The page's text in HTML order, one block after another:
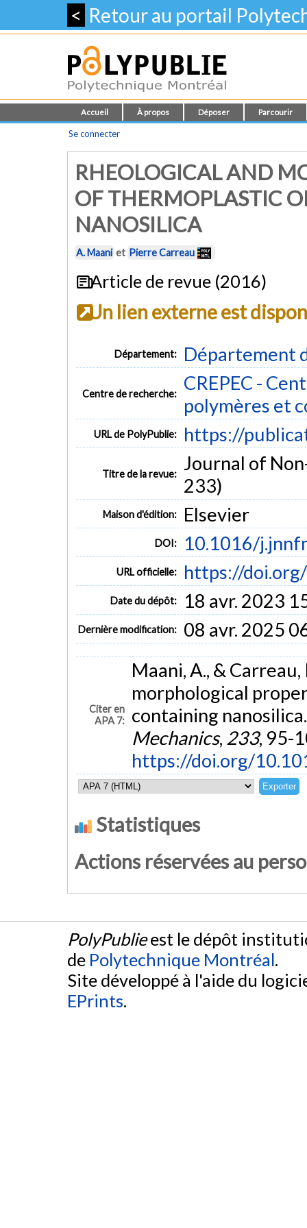
< Retour au portail
Accueil À propos Déposer Parcourir
Se connecter
RHEOLOGICAL AND
OF THERMOPLASTIC
NANOSILICA
A. Maani et Pierre Carreau
Article de revue (2016)
Un lien externe est
Département: Département
Centre de recherche:
CREPEC -
polymères et
URL de PolyPublie: https://
Titre de la revue: Journal of
233)
Maison d'édition: Elsevier
DOI: 10.1016/
URL officielle: https://
Date du dépôt: 18 avr. 2023
Dernière modification: 08 avr. 2025
Citer en
APA 7:
Maani, A., &
morphological
containing
Mechanics, 233, 95-
https://doi.org/
Statistiques
Actions réservées au
PolyPublieest le dépôt
de Polytechnique Montréal.
Site développé à l'aide du
EPrints.